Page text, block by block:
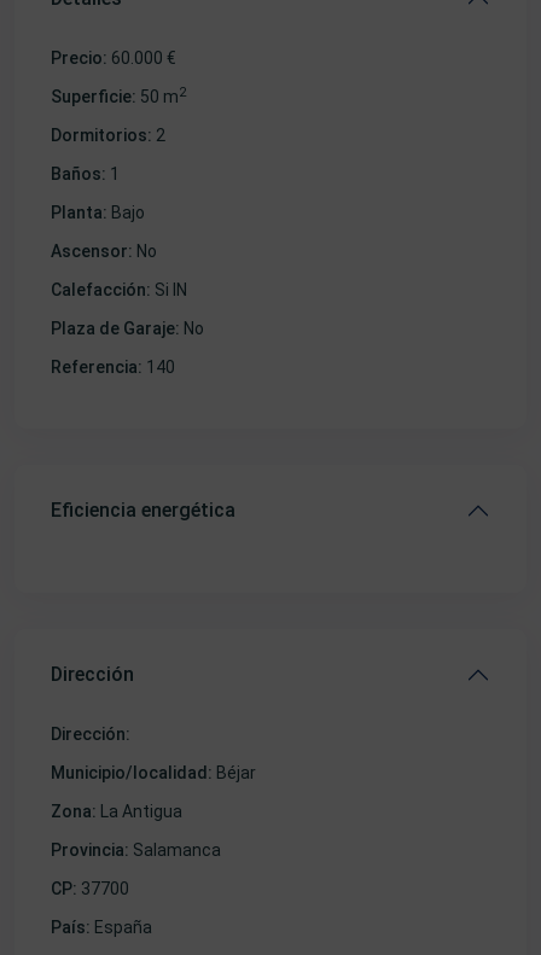
Precio: 60.000 €
Superficie: 50 m2
Dormitorios: 2
Baños: 1
Planta: Bajo
Ascensor: No
Calefacción: Si IN
Plaza de Garaje: No
Referencia: 140
Eficiencia energética
Dirección
Dirección:
Municipio/localidad: Béjar
Zona:
La Antigua
Provincia: Salamanca
CP: 37700
País: España